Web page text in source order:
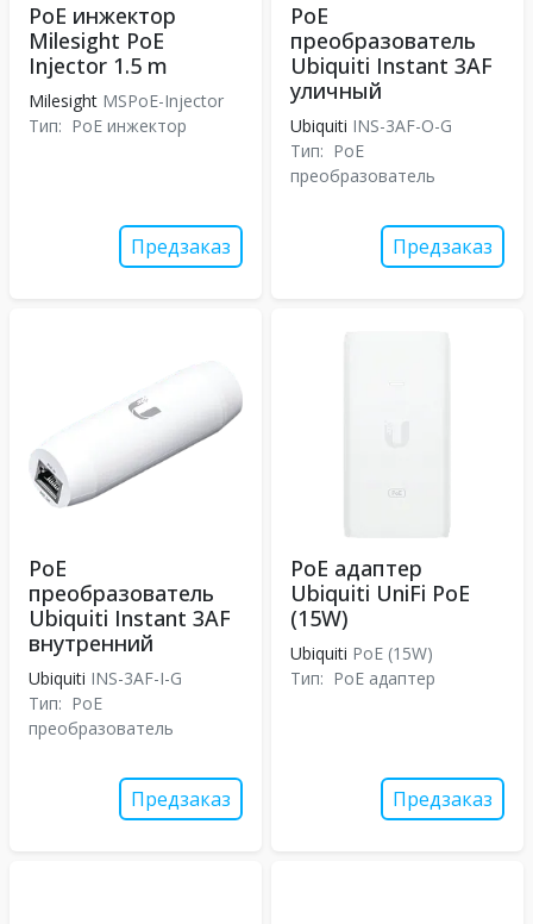
PoE инжектор
Milesight PoE
Injector 1.5 m
Milesight MSPoE-Injector
Тип: PoE инжектор
Предзаказ
PoE
преобразователь
Ubiquiti Instant 3AF
уличный
Ubiquiti INS-3AF-O-G
Тип: PoE
преобразователь
Предзаказ
PoE
преобразователь
Ubiquiti Instant 3AF
внутренний
Ubiquiti INS-3AF-I-G
Тип: PoE
преобразователь
Предзаказ
PoE адаптер
Ubiquiti UniFi PoE
(15W)
Ubiquiti PoE (15W)
Тип: PoE адаптер
Предзаказ